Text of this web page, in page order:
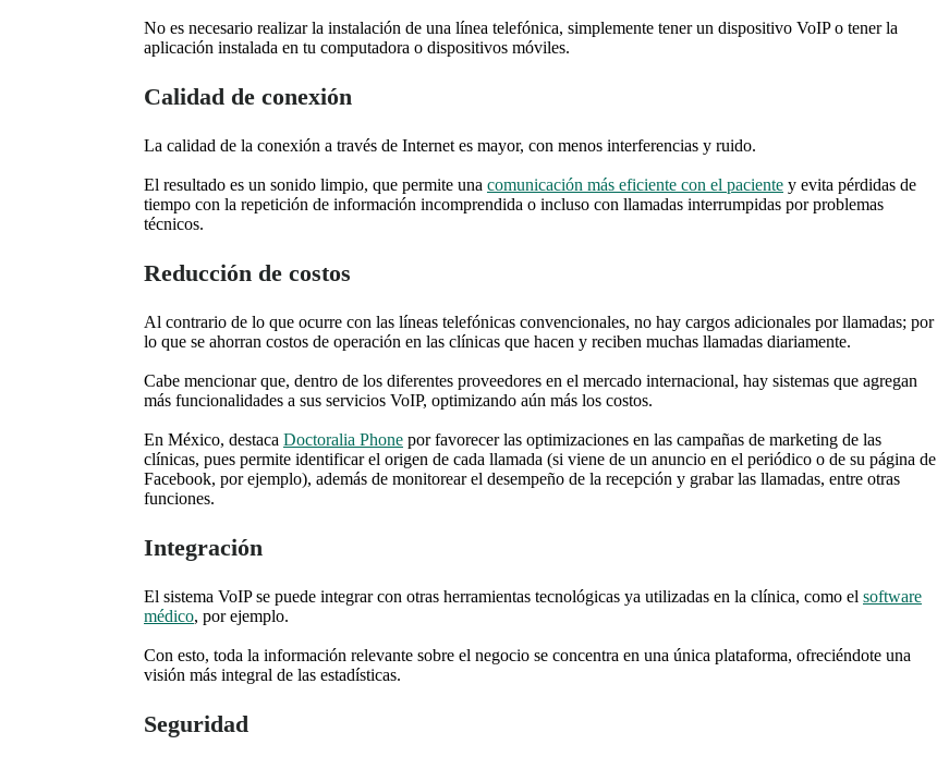
No es necesario realizar la instalación de una línea telefónica, simplemente tener un dispositivo VoIP o tener la
aplicación instalada en tu computadora o dispositivos móviles.
Calidad de conexión
La calidad de la conexión a través de Internet es mayor, con menos interferencias y ruido.
El resultado es un sonido limpio, que permite una comunicación más eficiente con el paciente y evita pérdidas de
tiempo con la repetición de información incomprendida o incluso con llamadas interrumpidas por problemas
técnicos.
Reducción de costos
Al contrario de lo que ocurre con las líneas telefónicas convencionales, no hay cargos adicionales por llamadas; por
lo que se ahorran costos de operación en las clínicas que hacen y reciben muchas llamadas diariamente.
Cabe mencionar que, dentro de los diferentes proveedores en el mercado internacional, hay sistemas que agregan
más funcionalidades a sus servicios VoIP, optimizando aún más los costos.
En México, destaca Doctoralia Phone por favorecer las optimizaciones en las campañas de marketing de las
clínicas, pues permite identificar el origen de cada llamada (si viene de un anuncio en el periódico o de su página de
Facebook, por ejemplo), además de monitorear el desempeño de la recepción y grabar las llamadas, entre otras
funciones.
Integración
El sistema VoIP se puede integrar con otras herramientas tecnológicas ya utilizadas en la clínica, como el software
médico, por ejemplo.
Con esto, toda la información relevante sobre el negocio se concentra en una única plataforma, ofreciéndote una
visión más integral de las estadísticas.
Seguridad